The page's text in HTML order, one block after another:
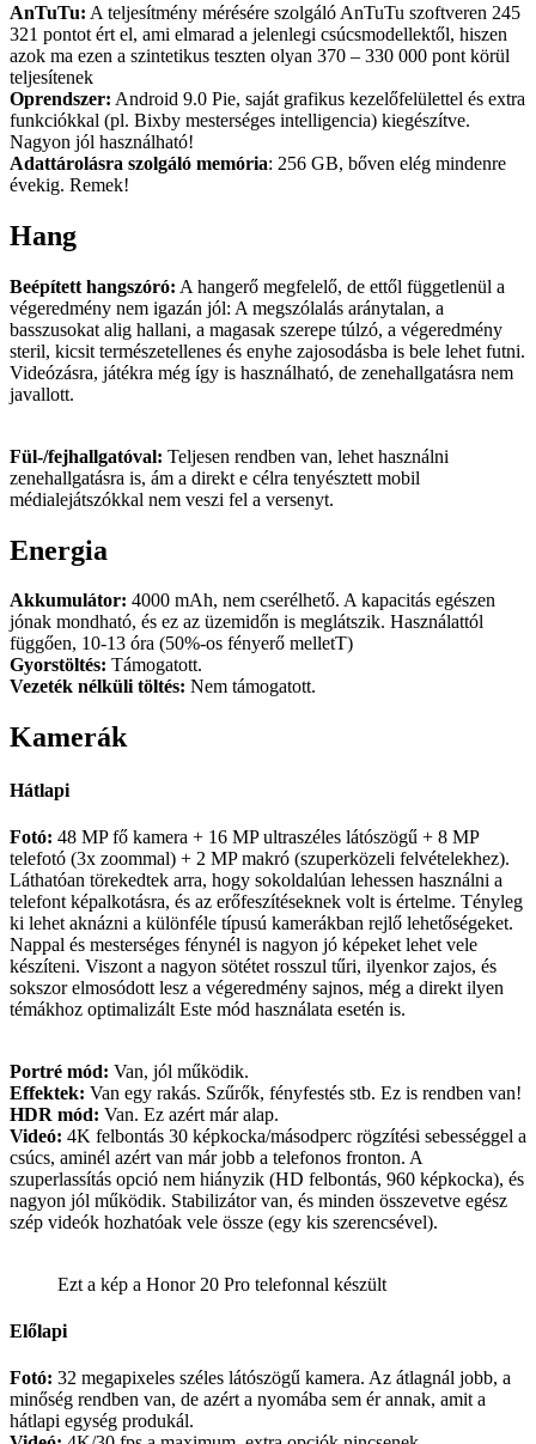
AnTuTu: A teljesítmény mérésére szolgáló AnTuTu szoftveren 245
321 pontot ért el, ami elmarad a jelenlegi csúcsmodellektől, hiszen
azok ma ezen a szintetikus teszten olyan 370 – 330 000 pont körül
teljesítenek
Oprendszer: Android 9.0 Pie, saját grafikus kezelőfelülettel és extra
funkciókkal (pl. Bixby mesterséges intelligencia) kiegészítve.
Nagyon jól használható!
Adattárolásra szolgáló memória: 256 GB, bőven elég mindenre
évekig. Remek!
Hang
Beépített hangszóró: A hangerő megfelelő, de ettől függetlenül a
végeredmény nem igazán jól: A megszólalás aránytalan, a
basszusokat alig hallani, a magasak szerepe túlzó, a végeredmény
steril, kicsit természetellenes és enyhe zajosodásba is bele lehet futni.
Videózásra, játékra még így is használható, de zenehallgatásra nem
javallott.
Fül-/fejhallgatóval: Teljesen rendben van, lehet használni
zenehallgatásra is, ám a direkt e célra tenyésztett mobil
médialejátszókkal nem veszi fel a versenyt.
Energia
Akkumulátor: 4000 mAh, nem cserélhető. A kapacitás egészen
jónak mondható, és ez az üzemidőn is meglátszik. Használattól
függően, 10-13 óra (50%-os fényerő melletT)
Gyorstöltés: Támogatott.
Vezeték nélküli töltés: Nem támogatott.
Kamerák
Hátlapi
Fotó: 48 MP fő kamera + 16 MP ultraszéles látószögű + 8 MP
telefotó (3x zoommal) + 2 MP makró (szuperközeli felvételekhez).
Láthatóan törekedtek arra, hogy sokoldalúan lehessen használni a
telefont képalkotásra, és az erőfeszítéseknek volt is értelme. Tényleg
ki lehet aknázni a különféle típusú kamerákban rejlő lehetőségeket.
Nappal és mesterséges fénynél is nagyon jó képeket lehet vele
készíteni. Viszont a nagyon sötétet rosszul tűri, ilyenkor zajos, és
sokszor elmosódott lesz a végeredmény sajnos, még a direkt ilyen
témákhoz optimalizált Este mód használata esetén is.
Portré mód: Van, jól működik.
Effektek: Van egy rakás. Szűrők, fényfestés stb. Ez is rendben van!
HDR mód: Van. Ez azért már alap.
Videó: 4K felbontás 30 képkocka/másodperc rögzítési sebességgel a
csúcs, aminél azért van már jobb a telefonos fronton. A
szuperlassítás opció nem hiányzik (HD felbontás, 960 képkocka), és
nagyon jól működik. Stabilizátor van, és minden összevetve egész
szép videók hozhatóak vele össze (egy kis szerencsével).
Ezt a kép a Honor 20 Pro telefonnal készült
Előlapi
Fotó: 32 megapixeles széles látószögű kamera. Az átlagnál jobb, a
minőség rendben van, de azért a nyomába sem ér annak, amit a
hátlapi egység produkál.